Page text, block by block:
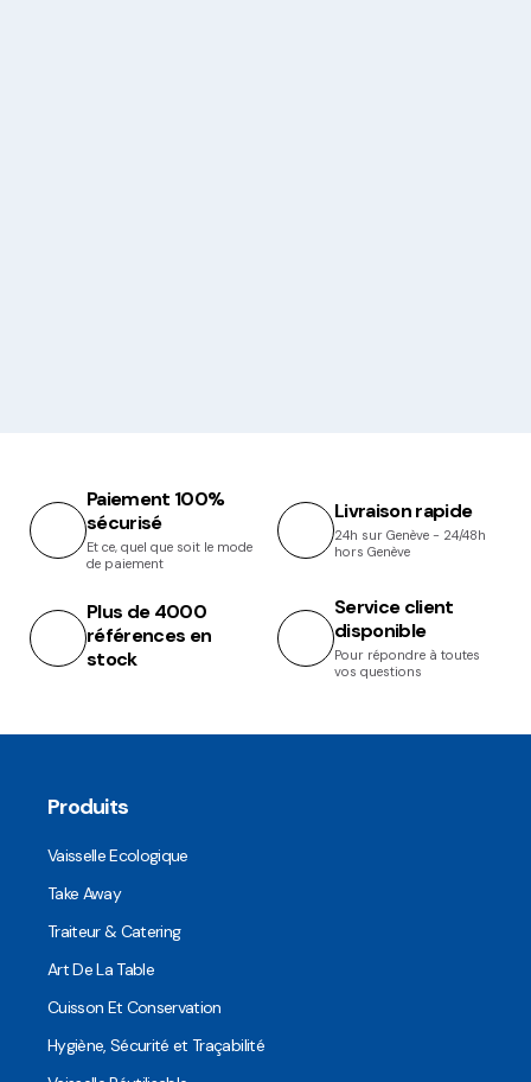
Paiement 100%
sécurisé
Et ce, quel que soit le mode
de paiement
Livraison rapide
24h sur Genève - 24/48h
hors Genève
Plus de 4000
références en
stock
Service client
disponible
Pour répondre à toutes
vos questions
Produits
Vaisselle Ecologique
Take Away
Traiteur & Catering
Art De La Table
Cuisson Et Conservation
Hygiène, Sécurité et Traçabilité